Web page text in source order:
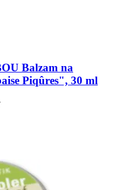
Balzam na
Piqûres", 30 ml